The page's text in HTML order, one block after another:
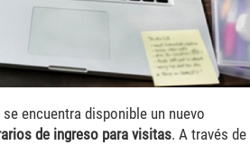
encuentra disponible un nuevo
de ingreso para visitas. A través de